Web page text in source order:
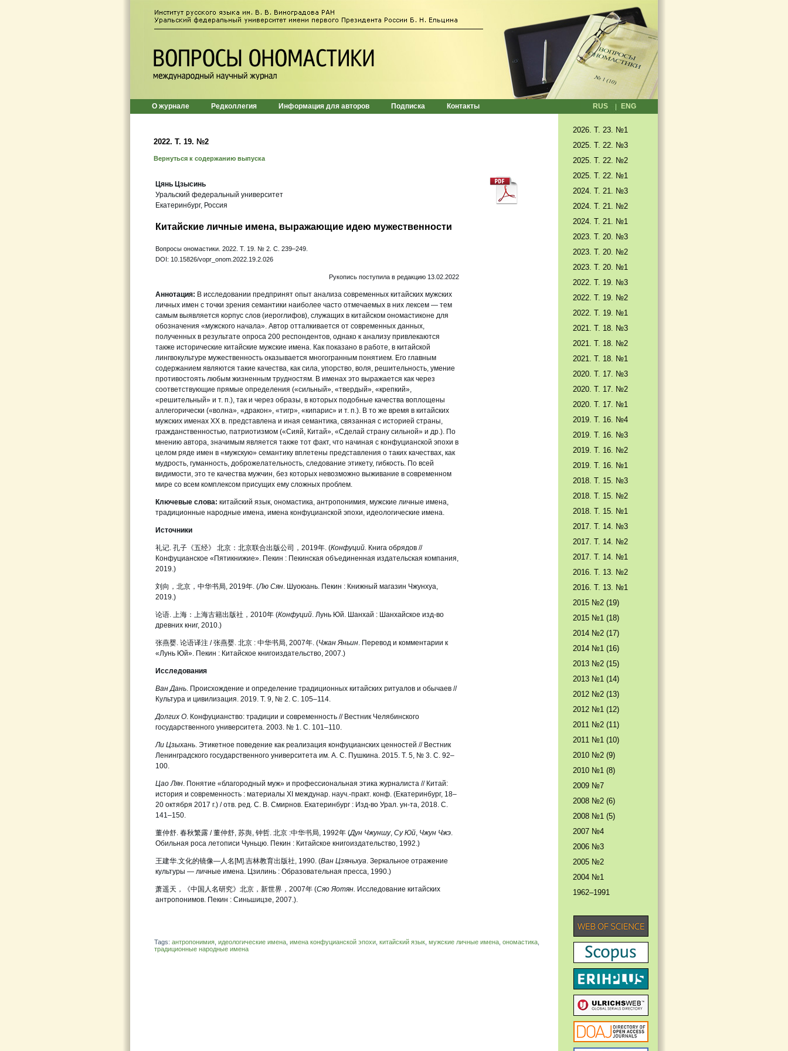
О журнале Редколлегия Информация для авторов Подписка Контакты RUS ENG
2022. Т. 19. №2
Вернуться к содержанию выпуска
Цянь Цзысинь
Уральский федеральный университет
Екатеринбург, Россия
Китайские личные имена, выражающие идею мужественности
Вопросы ономастики. 2022. Т. 19. № 2. С. 239–249.
DOI: 10.15826/vopr_onom.2022.19.2.026
Рукопись поступила в редакцию 13.02.2022
Аннотация: В исследовании предпринят опыт анализа современных китайских мужских
личных имен с точки зрения семантики наиболее часто отмечаемых в них лексем — тем
самым выявляется корпус слов (иероглифов), служащих в китайском ономастиконе для
обозначения «мужского начала». Автор отталкивается от современных данных,
полученных в результате опроса 200 респондентов, однако к анализу привлекаются
также исторические китайские мужские имена. Как показано в работе, в китайской
лингвокультуре мужественность оказывается многогранным понятием. Его главным
содержанием являются такие качества, как сила, упорство, воля, решительность, умение
противостоять любым жизненным трудностям. В именах это выражается как через
соответствующие прямые определения («сильный», «твердый», «крепкий»,
«решительный» и т. п.), так и через образы, в которых подобные качества воплощены
аллегорически («волна», «дракон», «тигр», «кипарис» и т. п.). В то же время в китайских
мужских именах ХХ в. представлена и иная семантика, связанная с историей страны,
гражданственностью, патриотизмом («Сияй, Китай», «Сделай страну сильной» и др.). По
мнению автора, значимым является также тот факт, что начиная с конфуцианской эпохи в
целом ряде имен в «мужскую» семантику вплетены представления о таких качествах, как
мудрость, гуманность, доброжелательность, следование этикету, гибкость. По всей
видимости, это те качества мужчин, без которых невозможно выживание в современном
мире со всем комплексом присущих ему сложных проблем.
Ключевые слова: китайский язык, ономастика, антропонимия, мужские личные имена,
традиционные народные имена, имена конфуцианской эпохи, идеологические имена.
Источники
礼记. 孔子《五经》 北京：北京联合出版公司，2019年. (Конфуций. Книга обрядов //
Конфуцианское «Пятикнижие». Пекин : Пекинская объединенная издательская компания,
2019.)
刘向，北京，中华书局, 2019年. (Лю Сян. Шуоюань. Пекин : Книжный магазин Чжунхуа,
2019.)
论语. 上海：上海古籍出版社，2010年 (Конфуций. Лунь Юй. Шанхай : Шанхайское изд-во
древних книг, 2010.)
张燕婴. 论语译注 / 张燕婴. 北京 : 中华书局, 2007年. (Чжан Яньин. Перевод и комментарии к
«Лунь Юй». Пекин : Китайское книгоиздательство, 2007.)
Исследования
Ван Дань. Происхождение и определение традиционных китайских ритуалов и обычаев //
Культура и цивилизация. 2019. Т. 9, № 2. С. 105–114.
Долгих О. Конфуцианство: традиции и современность // Вестник Челябинского
государственного университета. 2003. № 1. С. 101–110.
Ли Цзыхань. Этикетное поведение как реализация конфуцианских ценностей // Вестник
Ленинградского государственного университета им. А. С. Пушкина. 2015. Т. 5, № 3. С. 92‒
100.
Цао Лян. Понятие «благородный муж» и профессиональная этика журналиста // Китай:
история и современность : материалы XI междунар. науч.-практ. конф. (Екатеринбург, 18–
20 октября 2017 г.) / отв. ред. С. В. Смирнов. Екатеринбург : Изд-во Урал. ун-та, 2018. С.
141–150.
董仲舒. 春秋繁露 / 董仲舒, 苏舆, 钟哲. 北京 :中华书局, 1992年 (Дун Чжуншу, Су Юй, Чжун Чжэ.
Обильная роса летописи Чуньцю. Пекин : Китайское книгоиздательство, 1992.)
王建华.文化的镜像—人名[M].吉林教育出版社, 1990. (Ван Цзяньхуа. Зеркальное отражение
культуры — личные имена. Цзилинь : Образовательная пресса, 1990.)
萧遥天，《中国人名研究》北京，新世界，2007年 (Сяо Яотян. Исследование китайских
антропонимов. Пекин : Синьшицзе, 2007.).
Tags: антропонимия идеологические имена имена конфуцианской эпохи китайский язык мужские личные имена ономастика
традиционные народные имена
2026. T. 23. №1
2025. T. 22. №3
2025. Т. 22. №2
2025. Т. 22. №1
2024. Т. 21. №3
2024. Т. 21. №2
2024. Т. 21. №1
2023. Т. 20. №3
2023. Т. 20. №2
2023. Т. 20. №1
2022. Т. 19. №3
2022. Т. 19. №2
2022. Т. 19. №1
2021. Т. 18. №3
2021. Т. 18. №2
2021. Т. 18. №1
2020. Т. 17. №3
2020. Т. 17. №2
2020. Т. 17. №1
2019. Т. 16. №4
2019. Т. 16. №3
2019. Т. 16. №2
2019. Т. 16. №1
2018. Т. 15. №3
2018. Т. 15. №2
2018. Т. 15. №1
2017. T. 14. №3
2017. T. 14. №2
2017. T. 14. №1
2016. T. 13. №2
2016. T. 13. №1
2015 №2 (19)
2015 №1 (18)
2014 №2 (17)
2014 №1 (16)
2013 №2 (15)
2013 №1 (14)
2012 №2 (13)
2012 №1 (12)
2011 №2 (11)
2011 №1 (10)
2010 №2 (9)
2010 №1 (8)
2009 №7
2008 №2 (6)
2008 №1 (5)
2007 №4
2006 №3
2005 №2
2004 №1
1962–1991